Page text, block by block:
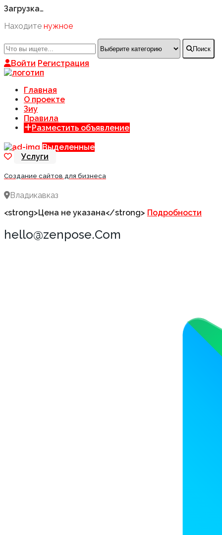
Загрузка…
Находите нужное
Поиск
Войти Регистрация
Главная
О проекте
Зиу
Правила
Разместить объявление
Выделенные
Услуги
Создание сайтов для бизнеса
Владикавказ
<strong>Цена не указана</strong> Подробности
hello@zenpose.Com